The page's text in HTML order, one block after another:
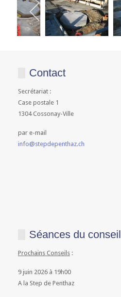
Contact
Secrétariat :
Case postale 1
1304 Cossonay-Ville
par e-mail
info@stepdepenthaz.ch
Séances du conseil
Prochains Conseils :
9 juin 2026 à 19h00
A la Step de Penthaz